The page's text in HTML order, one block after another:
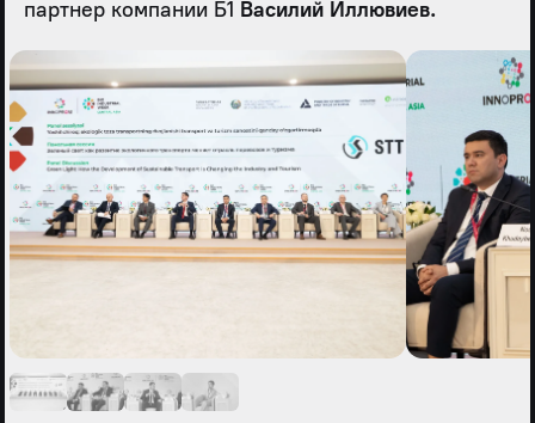
партнер компании Б1 Василий Иллювиев.